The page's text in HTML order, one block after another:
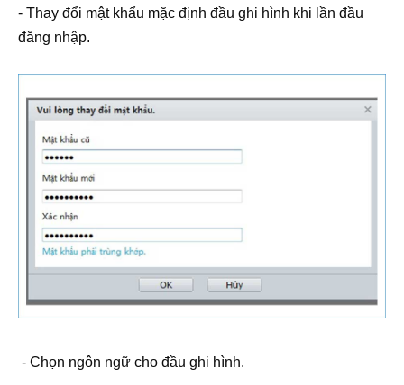
- Thay đổi mật khẩu mặc định đầu ghi hình khi lần đầu
đăng nhập.
- Chọn ngôn ngữ cho đầu ghi hình.